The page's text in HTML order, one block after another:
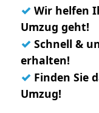
✓ Wir helfen
Umzug geht!
✓ Schnell &
erhalten!
✓ Finden Sie
Umzug!